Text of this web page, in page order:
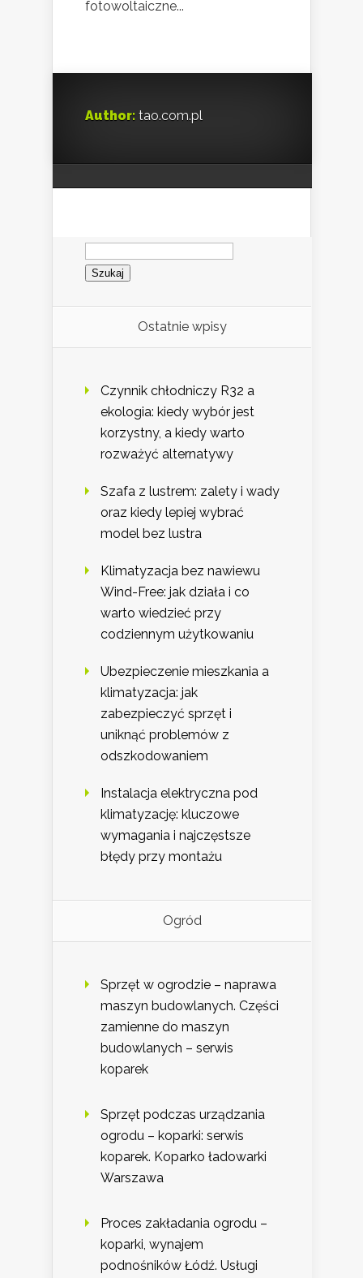
fotowoltaiczne...
Author: tao.com.pl
Szukaj:
Ostatnie wpisy
Czynnik chłodniczy R32 a
ekologia: kiedy wybór jest
korzystny, a kiedy warto
rozważyć alternatywy
Szafa z lustrem: zalety i wady
oraz kiedy lepiej wybrać
model bez lustra
Klimatyzacja bez nawiewu
Wind-Free: jak działa i co
warto wiedzieć przy
codziennym użytkowaniu
Ubezpieczenie mieszkania a
klimatyzacja: jak
zabezpieczyć sprzęt i
uniknąć problemów z
odszkodowaniem
Instalacja elektryczna pod
klimatyzację: kluczowe
wymagania i najczęstsze
błędy przy montażu
Ogród
Sprzęt w ogrodzie – naprawa
maszyn budowlanych. Części
zamienne do maszyn
budowlanych – serwis
koparek
Sprzęt podczas urządzania
ogrodu – koparki: serwis
koparek. Koparko ładowarki
Warszawa
Proces zakładania ogrodu –
koparki, wynajem
podnośników Łódź. Usługi